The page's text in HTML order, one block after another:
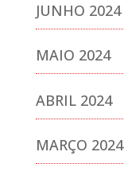
JUNHO 2024
MAIO 2024
ABRIL 2024
MARÇO 2024